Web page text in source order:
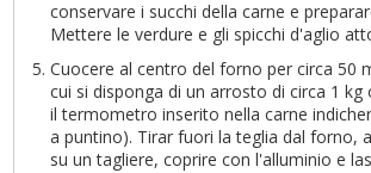
conservare i succhi della carne e
Mettere le verdure e gli spicchi d'aglio
Cuocere al centro del forno per circa 50
cui si disponga di un arrosto di circa 1 kg
il termometro inserito nella carne
a puntino). Tirar fuori la teglia dal forno,
su un tagliere, coprire con l'alluminio e